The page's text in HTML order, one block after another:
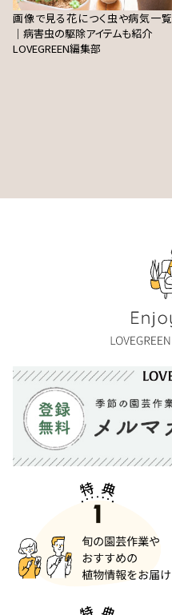
画像で見る花につく虫や病気一覧
｜病害虫の駆除アイテムも紹介
LOVEGREEN編集部